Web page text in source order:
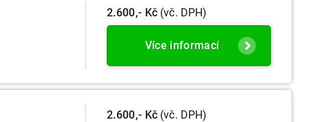
2.600,- Kč (vč. DPH)
Více informací
2.600,- Kč (vč. DPH)